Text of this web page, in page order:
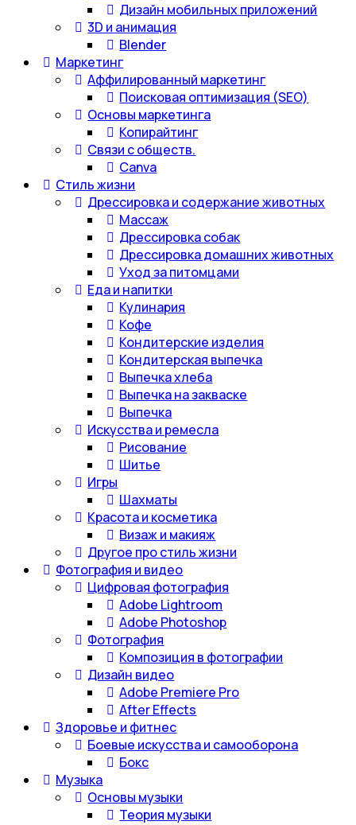
Дизайн мобильных приложений
3D и анимация
Blender
Маркетинг
Аффилированный маркетинг
Поисковая оптимизация (SEO)
Основы маркетинга
Копирайтинг
Связи с обществ.
Canva
Стиль жизни
Дрессировка и содержание животных
Массаж
Дрессировка собак
Дрессировка домашних животных
Уход за питомцами
Еда и напитки
Кулинария
Кофе
Кондитерские изделия
Кондитерская выпечка
Выпечка хлеба
Выпечка на закваске
Выпечка
Искусства и ремесла
Рисование
Шитье
Игры
Шахматы
Красота и косметика
Визаж и макияж
Другое про стиль жизни
Фотография и видео
Цифровая фотография
Adobe Lightroom
Adobe Photoshop
Фотография
Композиция в фотографии
Дизайн видео
Adobe Premiere Pro
After Effects
Здоровье и фитнес
Боевые искусства и самооборона
Бокс
Музыка
Основы музыки
Теория музыки